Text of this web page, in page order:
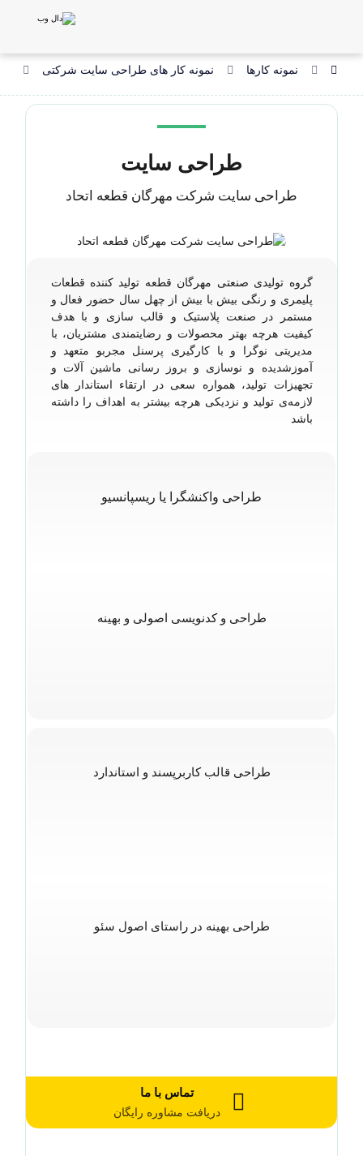
نمونه کارها نمونه کار های طراحی سایت شرکتی
طراحی سایت
طراحی سایت شرکت مهرگان قطعه اتحاد
گروه تولیدی صنعتی مهرگان قطعه تولید کننده قطعات
پلیمری و رنگی بیش با بیش از چهل سال حضور فعال و
مستمر در صنعت پلاستیک و قالب سازی و با هدف
کیفیت هرچه بهتر محصولات و رضایتمندی مشتریان، با
مدیریتی نوگرا و با کارگیری پرسنل مجربو متعهد و
آموزشدیده و نوسازی و بروز رسانی ماشین آلات و
تجهیزات تولید، همواره سعی در ارتقاء استاندار های
لازمه‌ی تولید و نزدیکی هرچه بیشتر به اهداف را داشته
باشد
طراحی واکنشگرا یا ریسپانسیو
طراحی و کدنویسی اصولی و بهینه
طراحی قالب کاربرپسند و استاندارد
طراحی بهینه در راستای اصول سئو
تماس با ما
دریافت مشاوره رایگان